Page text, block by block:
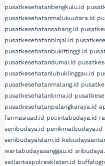
pusatkesehatanbengkulu.id
pusatkesehatanmalukuutara.id
pusatkesehatansabang.id
pusatkesehatanbinjai.id
pusatkesehatanbukittinggi.id
pusatkesehatandumai.id
pusatkesehatanlubuklinggau.id
pusatkesehatanmalang.id
pusatkesehatanbima.id
pusatkesehatanpalangkaraya.id
farmasiuad.id pecintabudaya.id
senibudaya.id penikmatbudaya.id
senibudayaislam.id
wartabudayasanggau.id
satlantaspolresklaten.id